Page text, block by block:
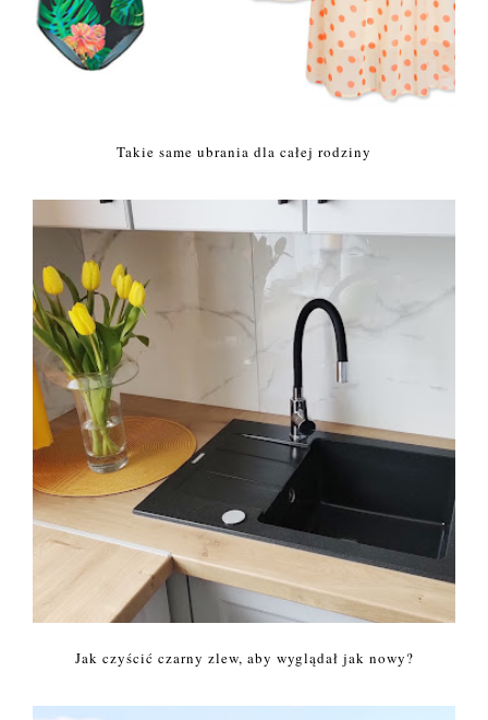
Takie same ubrania dla całej rodziny
Jak czyścić czarny zlew, aby wyglądał jak nowy?